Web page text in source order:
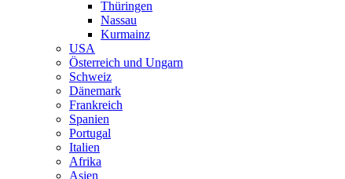
Thüringen
Nassau
Kurmainz
USA
Österreich und Ungarn
Schweiz
Dänemark
Frankreich
Spanien
Portugal
Italien
Afrika
Asien